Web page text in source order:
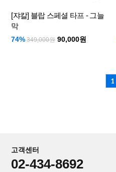
[쟈칼] 블랍 스페셜 타프 - 그늘
막
74% 349,000원 90,000원
1
고객센터
02-434-8692